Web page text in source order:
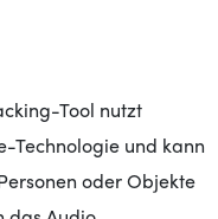
Tool nutzt
Technologie und kann
oder Objekte